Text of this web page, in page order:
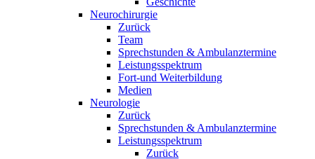
Neurochirurgie
Zurück
Team
Sprechstunden & Ambulanztermine
Leistungsspektrum
Fort-und Weiterbildung
Medien
Neurologie
Zurück
Sprechstunden & Ambulanztermine
Leistungsspektrum
Zurück